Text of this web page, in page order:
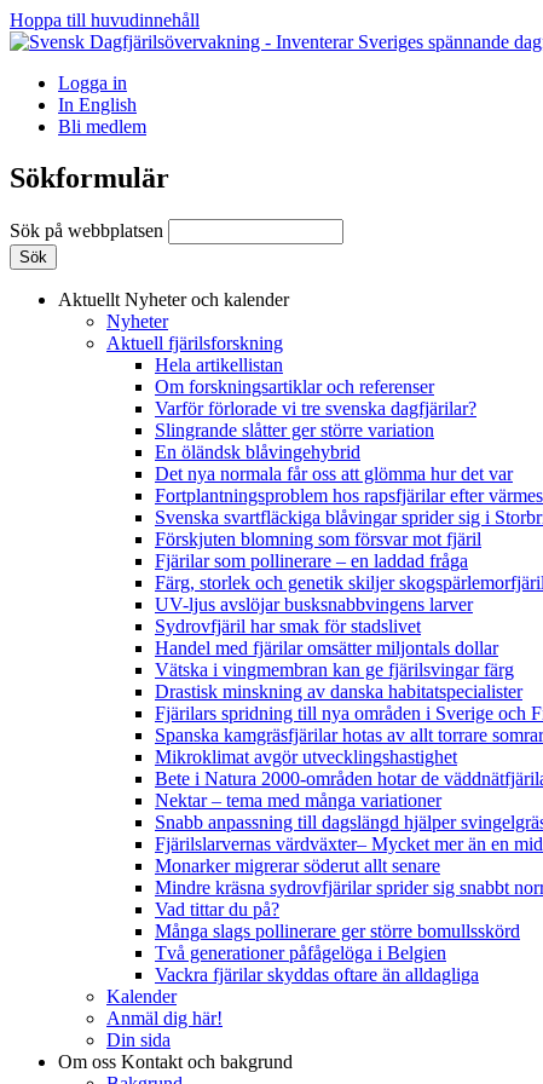
Hoppa till huvudinnehåll
Logga in
In English
Bli medlem
Sökformulär
Sök på webbplatsen
Aktuellt Nyheter och kalender
Nyheter
Aktuell fjärilsforskning
Hela artikellistan
Om forskningsartiklar och referenser
Varför förlorade vi tre svenska dagfjärilar?
Slingrande slåtter ger större variation
En öländsk blåvingehybrid
Det nya normala får oss att glömma hur det var
Fortplantningsproblem hos rapsfjärilar efter
Svenska svartfläckiga blåvingar sprider sig i
Förskjuten blomning som försvar mot fjäril
Fjärilar som pollinerare – en laddad fråga
Färg, storlek och genetik skiljer
UV-ljus avslöjar busksnabbvingens larver
Sydrovfjäril har smak för stadslivet
Handel med fjärilar omsätter miljontals dollar
Vätska i vingmembran kan ge fjärilsvingar färg
Drastisk minskning av danska habitatspecialister
Fjärilars spridning till nya områden i Sverige och
Spanska kamgräsfjärilar hotas av allt torrare somrar
Mikroklimat avgör utvecklingshastighet
Bete i Natura 2000-områden hotar de
Nektar – tema med många variationer
Snabb anpassning till dagslängd hjälper
Fjärilslarvernas värdväxter– Mycket mer än en
Monarker migrerar söderut allt senare
Mindre kräsna sydrovfjärilar sprider sig snabbt
Vad tittar du på?
Många slags pollinerare ger större bomullsskörd
Två generationer påfågelöga i Belgien
Vackra fjärilar skyddas oftare än alldagliga
Kalender
Anmäl dig här!
Din sida
Om oss Kontakt och bakgrund